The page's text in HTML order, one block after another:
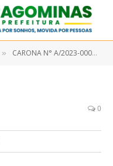
» CARONA N° A/2023-00003 (AQUISIÇÃO DE MATERIAIS DE CONSUMO PARA MANUTENÇÃO DOS BENS IMÓVEIS UTILIZADOS PELA SECRETARIA MUNICIPAL DE SAÚDE, CONFORME ADESÃO A ATA DE REGISTRO DE PREÇOS 1717/2022, PREGÃO ELETRÔNICO N° 9/2021-00057-SRP)
0